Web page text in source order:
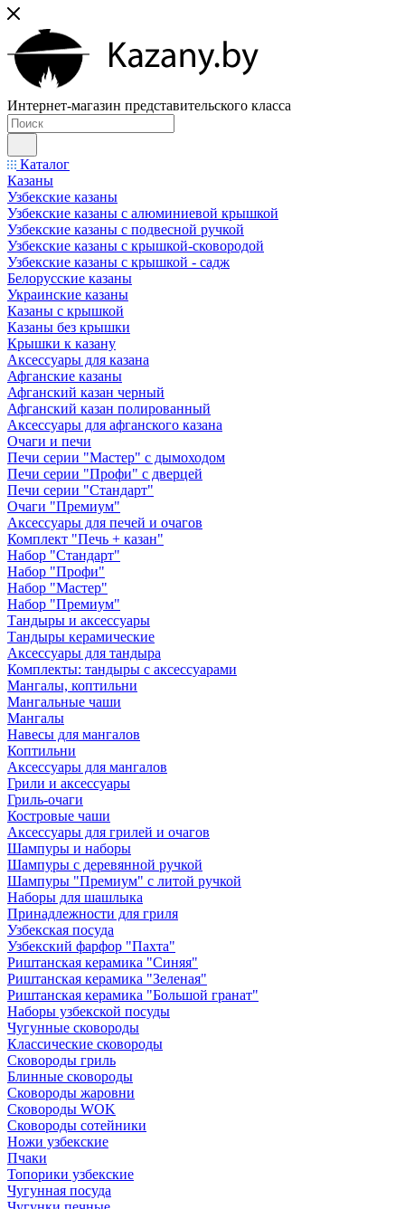
Интернет-магазин представительского класса
Каталог
Казаны
Узбекские казаны
Узбекские казаны с алюминиевой крышкой
Узбекские казаны с подвесной ручкой
Узбекские казаны с крышкой-сковородой
Узбекские казаны с крышкой - садж
Белорусские казаны
Украинские казаны
Казаны с крышкой
Казаны без крышки
Крышки к казану
Аксессуары для казана
Афганские казаны
Афганский казан черный
Афганский казан полированный
Аксессуары для афганского казана
Очаги и печи
Печи серии "Мастер" с дымоходом
Печи серии "Профи" с дверцей
Печи серии "Стандарт"
Очаги "Премиум"
Аксессуары для печей и очагов
Комплект "Печь + казан"
Набор "Стандарт"
Набор "Профи"
Набор "Мастер"
Набор "Премиум"
Тандыры и аксессуары
Тандыры керамические
Аксессуары для тандыра
Комплекты: тандыры с аксессуарами
Мангалы, коптильни
Мангальные чаши
Мангалы
Навесы для мангалов
Коптильни
Аксессуары для мангалов
Грили и аксессуары
Гриль-очаги
Костровые чаши
Аксессуары для грилей и очагов
Шампуры и наборы
Шампуры с деревянной ручкой
Шампуры "Премиум" с литой ручкой
Наборы для шашлыка
Принадлежности для гриля
Узбекская посуда
Узбекский фарфор "Пахта"
Риштанская керамика "Синяя"
Риштанская керамика "Зеленая"
Риштанская керамика "Большой гранат"
Наборы узбекской посуды
Чугунные сковороды
Классические сковороды
Сковороды гриль
Блинные сковороды
Сковороды жаровни
Сковороды WOK
Сковороды сотейники
Ножи узбекские
Пчаки
Топорики узбекские
Чугунная посуда